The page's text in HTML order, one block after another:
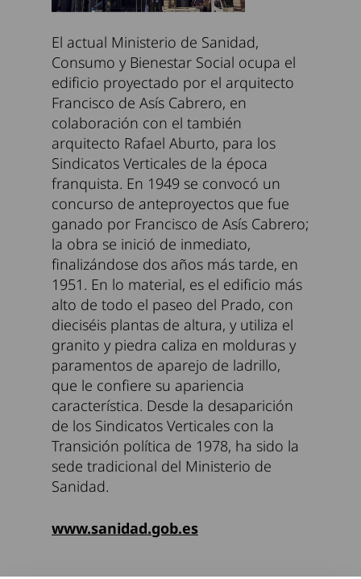
El actual Ministerio de Sanidad,
Consumo y Bienestar Social ocupa el
edificio proyectado por el arquitecto
Francisco de Asís Cabrero, en
colaboración con el también
arquitecto Rafael Aburto, para los
Sindicatos Verticales de la época
franquista. En 1949 se convocó un
concurso de anteproyectos que fue
ganado por Francisco de Asís Cabrero;
la obra se inició de inmediato,
finalizándose dos años más tarde, en
1951. En lo material, es el edificio más
alto de todo el paseo del Prado, con
dieciséis plantas de altura, y utiliza el
granito y piedra caliza en molduras y
paramentos de aparejo de ladrillo,
que le confiere su apariencia
característica. Desde la desaparición
de los Sindicatos Verticales con la
Transición política de 1978, ha sido la
sede tradicional del Ministerio de
Sanidad.
www.sanidad.gob.es